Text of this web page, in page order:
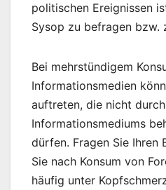
politischen Ereignissen
Sysop zu befragen
Bei mehrstündigem
Informationsmedien
auftreten, die nicht
Informationsmediums
dürfen. Fragen Sie Ihren
Sie nach Konsum von
häufig unter